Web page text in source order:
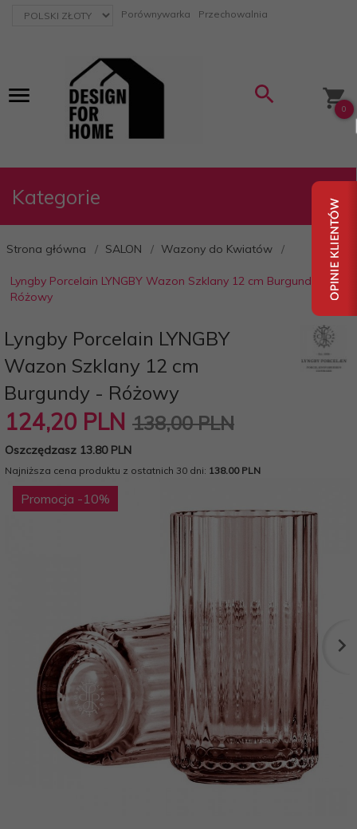
currency_h Porównywarka Przechowalnia
0
Kategorie
Strona główna SALON Wazony do Kwiatów
Lyngby Porcelain LYNGBY Wazon Szklany 12 cm Burgundy -
Różowy
Lyngby Porcelain LYNGBY
Wazon Szklany 12 cm
Burgundy - Różowy
124,20 PLN 138,00 PLN
Oszczędzasz 13.80 PLN
Najniższa cena produktu z ostatnich 30 dni: 138.00 PLN
Promocja -10%